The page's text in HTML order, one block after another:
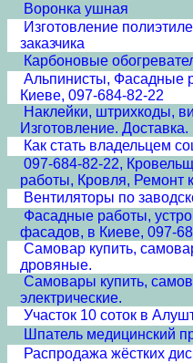
Воронка ушная
Изготовление
заказчика
Карбоновые
Альпинисты, Фасадные
Киеве, 097-684-82-22
Наклейки, штрихкоды,
Изготовление. Доставка.
Как стать владельцем
097-684-82-22,
работы, Кровля, Ремонт
Вентиляторы по
Фасадные работы,
фасадов, в Киеве, 097-
Самовар купить,
дровяные.
Самовары купить,
электрические.
Участок 10 соток в
Шпатель медицинский
Распродажа жёстких